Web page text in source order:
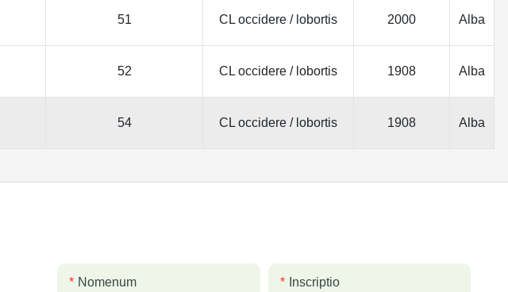
51 CL occidere / lobortis 2000 Alba
52 CL occidere / lobortis 1908 Alba
54 CL occidere / lobortis 1908 Alba
Nomenum Inscriptio